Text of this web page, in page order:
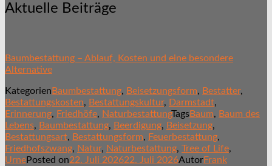
Aktuelle Beiträge
Baumbestattung – Ablauf, Kosten und eine besondere
Alternative
Kategorien Baumbestattung, Beisetzungsform, Bestatter,
Bestattungskosten, Bestattungskultur, Darmstadt,
Erinnerung, Friedhöfe, NaturbestattungTagsBaum, Baum des
Lebens, Baumbestattung, Beerdigung, Beisetzung,
Bestattungsart, Bestattungsform, Feuerbestattung,
Friedhofszwang, Natur, Naturbestattung, Tree of Life,
UrnePosted on22. Juli 202622. Juli 2026AutorFrank